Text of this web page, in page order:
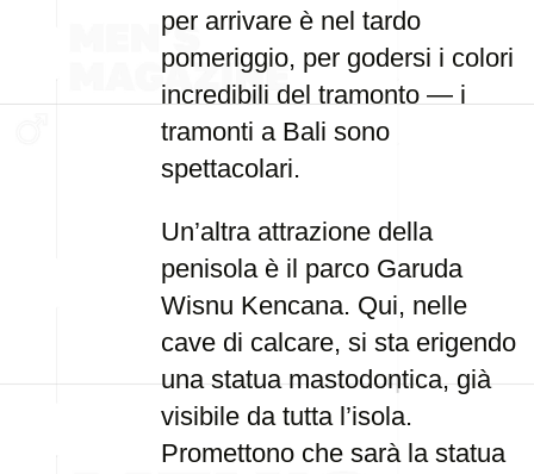
per arrivare è nel tardo
pomeriggio, per godersi i colori
incredibili del tramonto — i
tramonti a Bali sono
spettacolari.
Un’altra attrazione della
penisola è il parco Garuda
Wisnu Kencana. Qui, nelle
cave di calcare, si sta erigendo
una statua mastodontica, già
visibile da tutta l’isola.
Promettono che sarà la statua